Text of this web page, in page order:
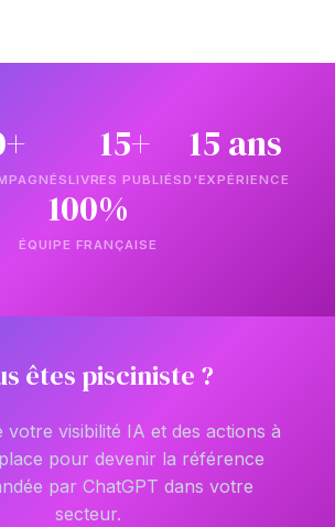
15+
LIVRES PUBLIÉS
15 ans
D'EXPÉRIENCE
100%
ÉQUIPE FRANÇAISE
êtes pisciniste ?
votre visibilité IA et des actions à
pour devenir la référence
par ChatGPT dans votre
secteur.